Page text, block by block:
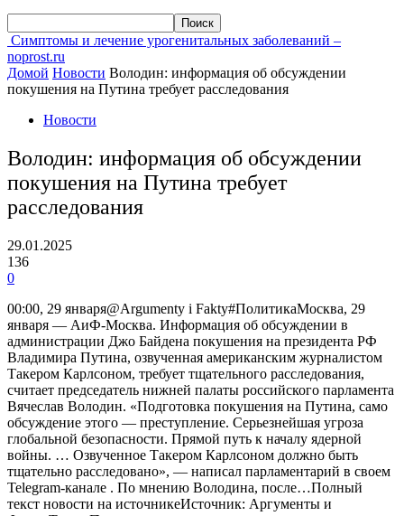
Симптомы и лечение урогенитальных заболеваний –
noprost.ru
Домой Новости Володин: информация об обсуждении
покушения на Путина требует расследования
Новости
Володин: информация об обсуждении
покушения на Путина требует
расследования
29.01.2025
136
0
00:00, 29 января@Argumenty i Fakty#ПолитикаМосква, 29
января — АиФ-Москва. Информация об обсуждении в
администрации Джо Байдена покушения на президента РФ
Владимира Путина, озвученная американским журналистом
Такером Карлсоном, требует тщательного расследования,
считает председатель нижней палаты российского парламента
Вячеслав Володин. «Подготовка покушения на Путина, само
обсуждение этого — преступление. Серьезнейшая угроза
глобальной безопасности. Прямой путь к началу ядерной
войны. … Озвученное Такером Карлсоном должно быть
тщательно расследовано», — написал парламентарий в своем
Telegram-канале . По мнению Володина, после…Полный
текст новости на источникеИсточник: Аргументы и